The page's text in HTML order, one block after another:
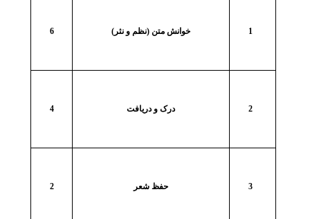
خوانش متن (نظم و نثر) 6
درک و دریافت 4
حفظ شعر 2